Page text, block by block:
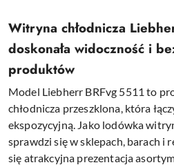
Witryna chłodnicza
doskonała widoczność i
produktów
Model Liebherr BRFvg 5511 to
chłodnicza przeszklona, która
ekspozycyjną. Jako lodówka
sprawdzi się w sklepach, barach i
się atrakcyjna prezentacja